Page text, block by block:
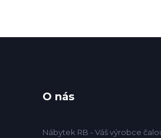
O nás
Nábytek RB - Váš výrobce